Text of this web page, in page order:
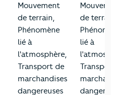
Mouvement
de terrain,
Phénomène
lié à
l'atmosphère,
Transport de
marchandises
dangereuses
de terrain,
lié à
Transport